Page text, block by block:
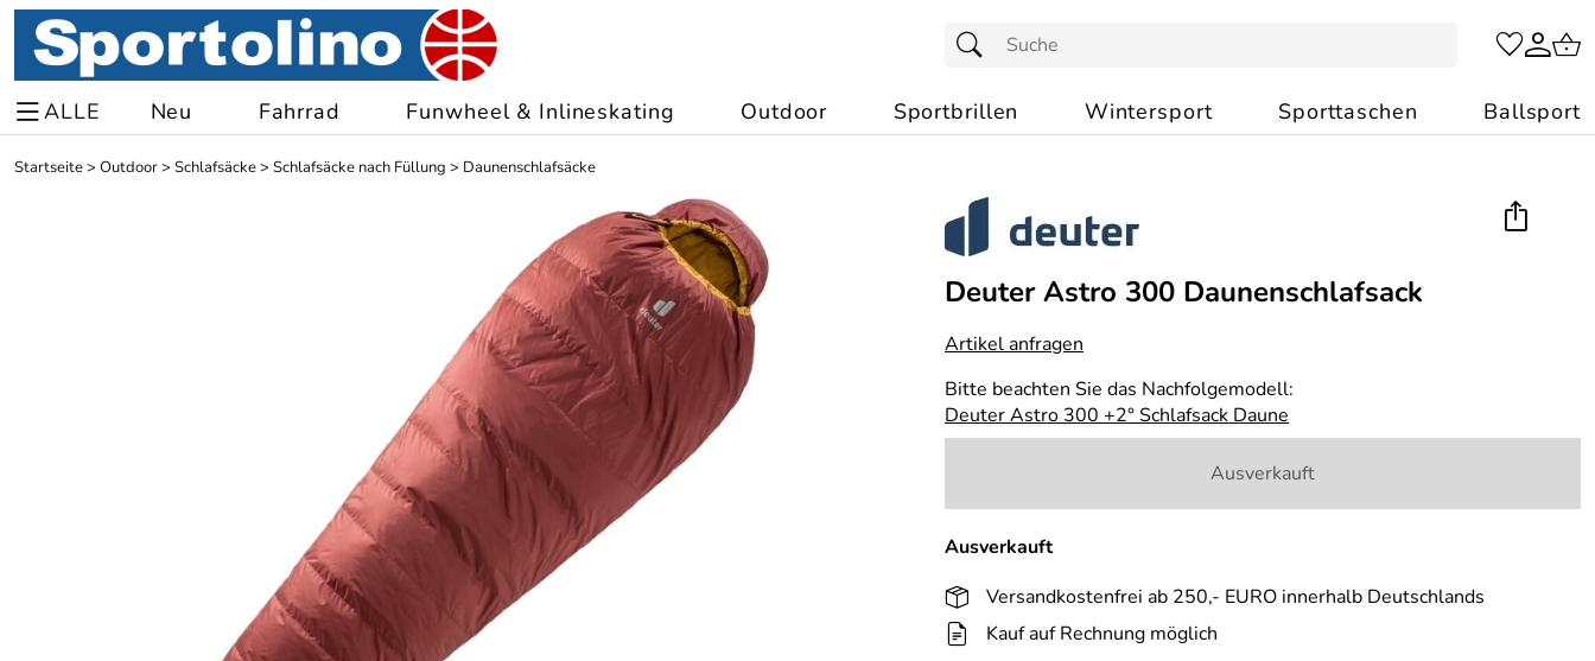
ALLE Neu Fahrrad Funwheel & Inlineskating Outdoor Sportbrillen Wintersport Sporttaschen Ballsport
Startseite> Outdoor> Schlafsäcke> Schlafsäcke nach Füllung > Daunenschlafsäcke
Deuter Astro 300 Daunenschlafsack
Artikel anfragen
Bitte beachten Sie das Nachfolgemodell:
Deuter Astro 300 +2° Schlafsack Daune
Ausverkauft
Ausverkauft
Versandkostenfrei ab 250,- EURO innerhalb Deutschlands
Kauf auf Rechnung möglich